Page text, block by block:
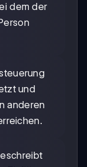
dem der
und
anderen